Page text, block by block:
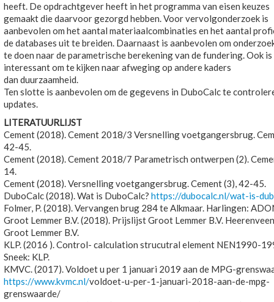
heeft. De opdrachtgever heeft in het programma van eisen keuzes
gemaakt die daarvoor gezorgd hebben. Voor vervolgonderzoek is
aanbevolen om het aantal materiaalcombinaties en het aantal
de databases uit te breiden. Daarnaast is aanbevolen om
te doen naar de parametrische berekening van de fundering. Ook
interessant om te kijken naar afweging op andere kaders
dan duurzaamheid.
Ten slotte is aanbevolen om de gegevens in DuboCalc te
updates.
LITERATUURLIJST
Cement (2018). Cement 2018/3 Versnelling voetgangersbrug.
42-45.
Cement (2018). Cement 2018/7 Parametrisch ontwerpen (2).
14.
Cement (2018). Versnelling voetgangersbrug. Cement (3), 42-45.
DuboCalc (2018). Wat is DuboCalc? https://dubocalc.nl/wat-is-
Folmer, P. (2018). Vervangen brug 284 te Alkmaar. Harlingen:
Groot Lemmer B.V. (2018). Prijslijst Groot Lemmer B.V.
Groot Lemmer B.V.
KLP. (2016 ). Control- calculation strucutral element NEN1990-
Sneek: KLP.
KMVC. (2017). Voldoet u per 1 januari 2019 aan de MPG-
https://www.kvmc.nl/voldoet-u-per-1-januari-2018-aan-de-mpg-
grenswaarde/